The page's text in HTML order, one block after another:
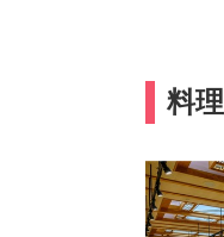
料理